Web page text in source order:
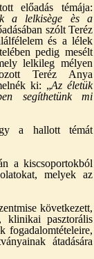
előadás témája:
a lelkisège ès a
szólt Teréz
és a lélek
pedig mesélt
lelkileg mélyen
Teréz Anya
ki: „Az életük
segíthetünk mi
a hallott témát
a kiscsoportokból
melyek az
következett,
klinikai pasztorális
fogadalomtételeire,
átadására